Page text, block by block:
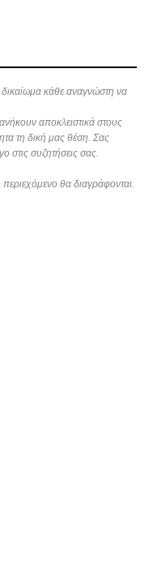
δικαίωμα κάθε αναγνώστη να
αποκλειστικά στους
τη δική μας θέση. Σας
στις συζητήσεις σας.
θα διαγράφονται.